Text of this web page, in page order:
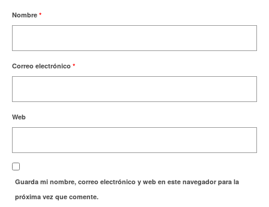
Nombre *
Correo electrónico *
Web
Guarda mi nombre, correo electrónico y web en este navegador para la
próxima vez que comente.